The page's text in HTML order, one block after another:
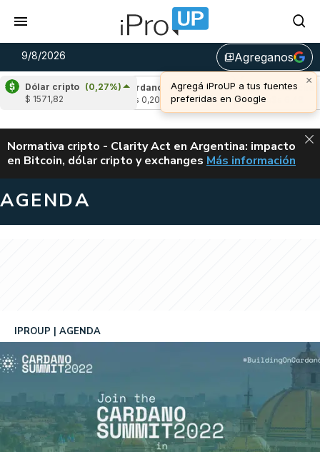
9/8/2026 library_addAgreganos
×
Agregá iProUP a tus fuentes
preferidas en Google
Dólar cripto (0,27%)
$ 1571,82
Cardano (-1,40%)
Avalanche (-
u$s 6,48
ALERTA
Normativa cripto - Clarity Act en Argentina: impacto
en Bitcoin, dólar cripto y exchanges CLARITY ACT EN
Más información
AGENDA
IPROUP AGENDA